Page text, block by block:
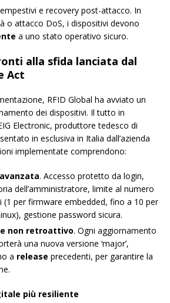
e recovery post-attacco. In
o attacco DoS, i dispositivi devono
a uno stato operativo sicuro.
alla sfida lanciata dal
Act
RFID Global ha avviato un
dei dispositivi. Il tutto in
Electronic, produttore tedesco di
in esclusiva in Italia dall’azienda
implementate comprendono:
avanzata. Accesso protetto da login,
dell’amministratore, limite al numero
(1 per firmware embedded, fino a 10 per
gestione password sicura.
non retroattivo. Ogni aggiornamento
una nuova versione ‘major’,
a release precedenti, per garantire la
più resiliente